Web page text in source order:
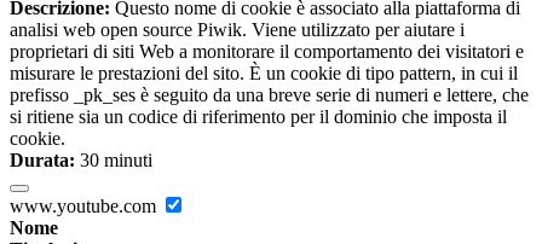
Descrizione: Questo nome di cookie è associato alla piattaforma di
analisi web open source Piwik. Viene utilizzato per aiutare i
proprietari di siti Web a monitorare il comportamento dei visitatori e
misurare le prestazioni del sito. È un cookie di tipo pattern, in cui il
prefisso _pk_ses è seguito da una breve serie di numeri e lettere, che
si ritiene sia un codice di riferimento per il dominio che imposta il
cookie.
Durata: 30 minuti
www.youtube.com
Nome